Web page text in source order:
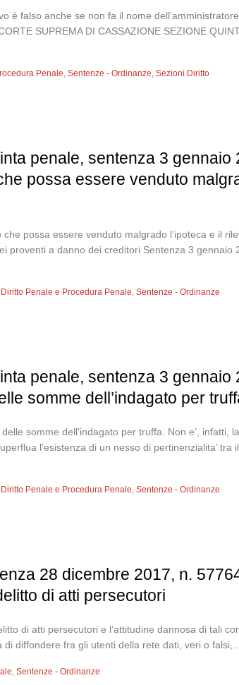
è falso anche se non fa il nome
SUPREMA DI CASSAZIONE SEZIONE
Penale,Sentenze - Ordinanze,Sezioni Diritto
penale, sentenza 3
possa essere venduto
possa essere venduto malgrado l’ipoteca e il
proventi a danno dei creditori Sentenza 3
Diritto Penale e Procedura Penale,Sentenze - Ordinanze
penale, sentenza 3
somme dell’indagato per
somme dell’indagato per truffa. Non e’,
l’esistenza di un nesso di pertinenzialita’
Diritto Penale e Procedura Penale,Sentenze - Ordinanze
28 dicembre 2017, n.
di atti persecutori
di atti persecutori e l’attitudine dannosa di tali
diffondere fra gli utenti della rete dati, veri o falsi,...
,Sentenze - Ordinanze